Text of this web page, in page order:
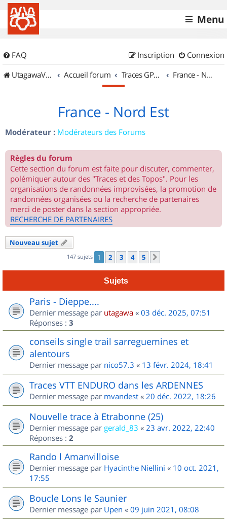
Menu
FAQ Connexion
Inscription
UtagawaVTT (Randos VTT et VTTAE avec traces GPS)
Accueil forum Traces GPS de randos VTT France - Nord Est
France - Nord Est
Modérateur : Modérateurs des Forums
Règles du forum
Cette section du forum est faite pour discuter, commenter,
polémiquer autour des "Traces et des Topos". Pour les
organisations de randonnées improvisées, la promotion de
randonnées organisées ou la recherche de partenaires
merci de poster dans la section appropriée.
RECHERCHE DE PARTENAIRES
Nouveau sujet
147 sujets 1 2 3 4 5
Sujets
Paris - Dieppe....
Dernier message par utagawa « 03 déc. 2025, 07:51
Réponses : 3
conseils single trail sarreguemines et
alentours
Dernier message par nico57.3 « 13 févr. 2024, 18:41
Traces VTT ENDURO dans les ARDENNES
Dernier message par mvandest « 20 déc. 2022, 18:26
Nouvelle trace à Etrabonne (25)
Dernier message par gerald_83 « 23 avr. 2022, 22:40
Réponses : 2
Rando l Amanvilloise
Dernier message par Hyacinthe Niellini « 10 oct. 2021,
17:55
Boucle Lons le Saunier
Dernier message par Upen « 09 juin 2021, 08:08